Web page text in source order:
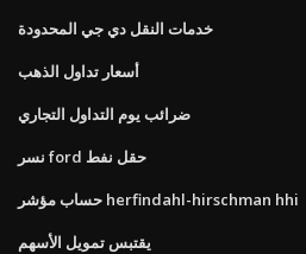
خدمات النقل دي جي المحدودة
أسعار تداول الذهب
ضرائب يوم التداول التجاري
نسر ford حقل نفط
حساب مؤشر herfindahl-hirschman hhi
يقتبس تمويل الأسهم